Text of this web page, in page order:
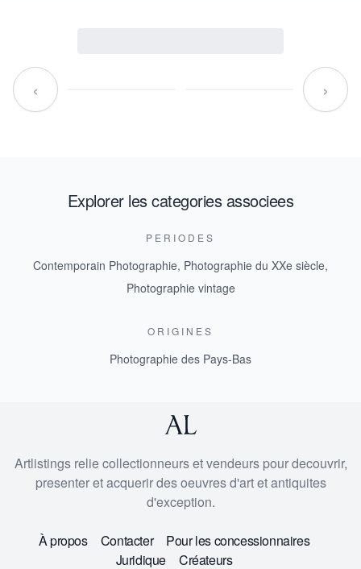
‹ ›
Explorer les categories associees
PERIODES
Contemporain Photographie, Photographie du XXe siècle,
Photographie vintage
ORIGINES
Photographie des Pays-Bas
Artlistings relie collectionneurs et vendeurs pour decouvrir,
presenter et acquerir des oeuvres d'art et antiquites
d'exception.
À propos Contacter
Pour les concessionnaires
Juridique
Créateurs